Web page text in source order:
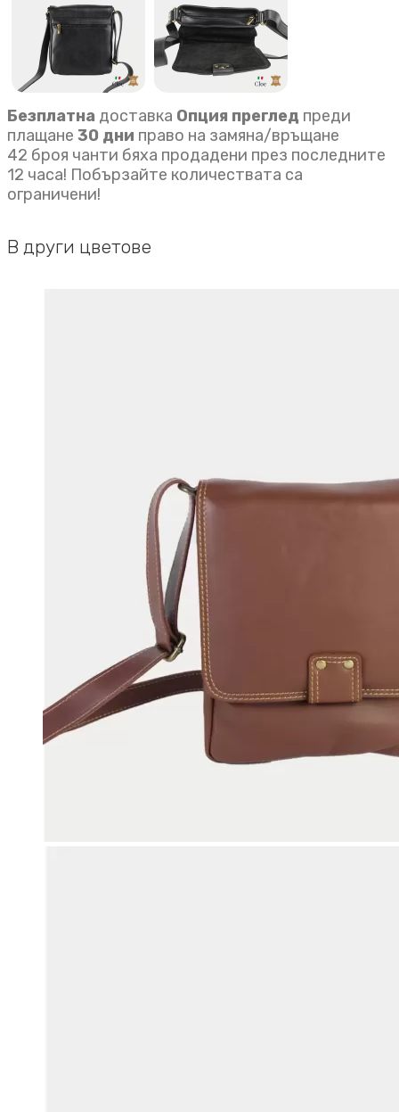
Безплатна доставка Опция преглед преди
плащане 30 дни право на замяна/връщане
42 броя чанти бяха продадени през последните
12 часа! Побързайте количествата са
ограничени!
В други цветове